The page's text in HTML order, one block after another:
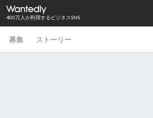
400万人が利用するビジネスSNS
募集 ストーリー